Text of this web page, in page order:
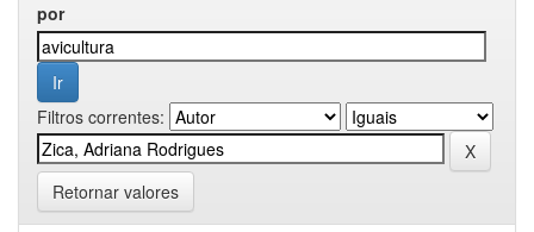
por
Filtros correntes:
Retornar valores